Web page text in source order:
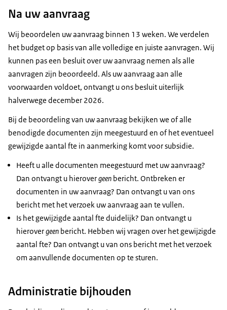
Na uw aanvraag
Wij beoordelen uw aanvraag binnen 13 weken. We verdelen
het budget op basis van alle volledige en juiste aanvragen. Wij
kunnen pas een besluit over uw aanvraag nemen als alle
aanvragen zijn beoordeeld. Als uw aanvraag aan alle
voorwaarden voldoet, ontvangt u ons besluit uiterlijk
halverwege december 2026.
Bij de beoordeling van uw aanvraag bekijken we of alle
benodigde documenten zijn meegestuurd en of het eventueel
gewijzigde aantal fte in aanmerking komt voor subsidie.
Heeft u alle documenten meegestuurd met uw aanvraag?
Dan ontvangt u hierovergeen bericht. Ontbreken er
documenten in uw aanvraag? Dan ontvangt u van ons
bericht met het verzoek uw aanvraag aan te vullen.
Is het gewijzigde aantal fte duidelijk? Dan ontvangt u
hierovergeen bericht. Hebben wij vragen over het gewijzigde
aantal fte? Dan ontvangt u van ons bericht met het verzoek
om aanvullende documenten op te sturen.
Administratie bijhouden